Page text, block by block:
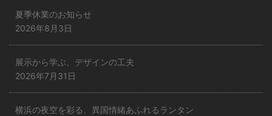
夏季休業のお知らせ
2026年8月3日
展示から学ぶ、デザインの工夫
2026年7月31日
横浜の夜空を彩る、異国情緒あふれるランタン